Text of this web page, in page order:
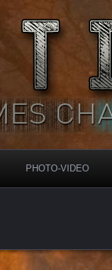
PHOTO-VIDEO